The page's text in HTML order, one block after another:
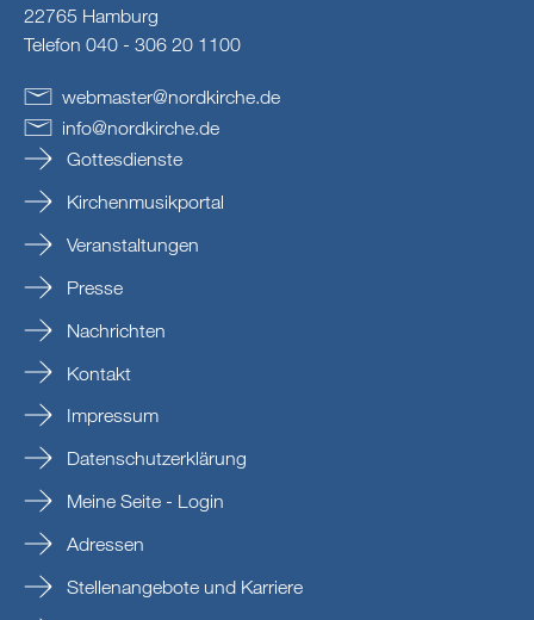
22765 Hamburg
Telefon 040 - 306 20 1100
webmaster@nordkirche.de
info@nordkirche.de
Gottesdienste
Kirchenmusikportal
Veranstaltungen
Presse
Nachrichten
Kontakt
Impressum
Datenschutzerklärung
Meine Seite - Login
Adressen
Stellenangebote und Karriere